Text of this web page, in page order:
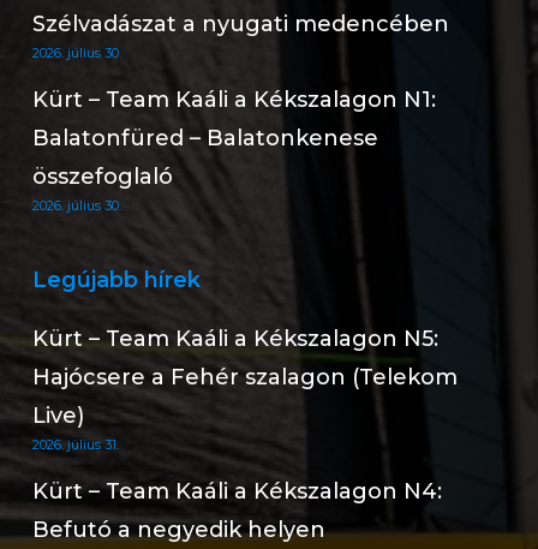
Szélvadászat a nyugati medencében
2026. július 30.
Kürt – Team Kaáli a Kékszalagon N1:
Balatonfüred – Balatonkenese
összefoglaló
2026. július 30.
Legújabb hírek
Kürt – Team Kaáli a Kékszalagon N5:
Hajócsere a Fehér szalagon (Telekom
Live)
2026. július 31.
Kürt – Team Kaáli a Kékszalagon N4:
Befutó a negyedik helyen